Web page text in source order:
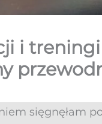
i
sięgnęłam